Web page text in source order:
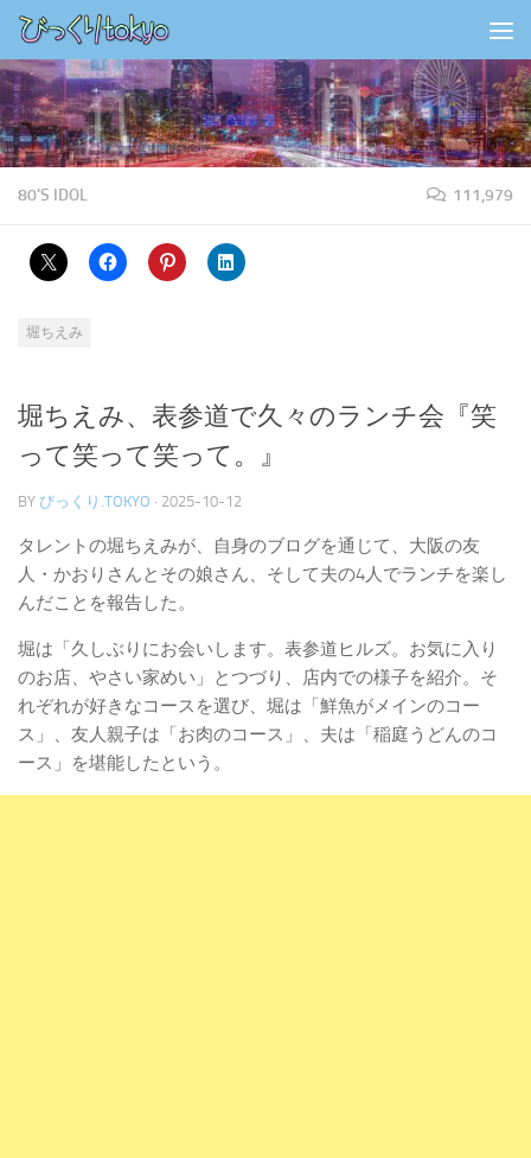
コンテンツの下
80'S IDOL 111,979
堀ちえみ
堀ちえみ、表参道で久々のランチ会『笑
って笑って笑って。』
BY びっくり.TOKYO · 2025-10-12
タレントの堀ちえみが、自身のブログを通じて、大阪の友
人・かおりさんとその娘さん、そして夫の4人でランチを楽し
んだことを報告した。
堀は「久しぶりにお会いします。表参道ヒルズ。お気に入り
のお店、やさい家めい」とつづり、店内での様子を紹介。そ
れぞれが好きなコースを選び、堀は「鮮魚がメインのコー
ス」、友人親子は「お肉のコース」、夫は「稲庭うどんのコ
ース」を堪能したという。